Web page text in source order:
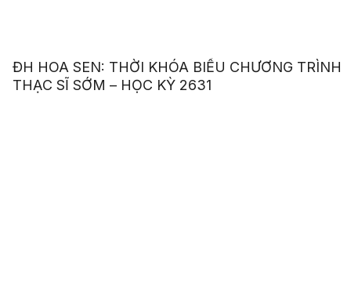
ĐH HOA SEN: THỜI KHÓA BIỂU CHƯƠNG TRÌNH
THẠC SĨ SỚM – HỌC KỲ 2631